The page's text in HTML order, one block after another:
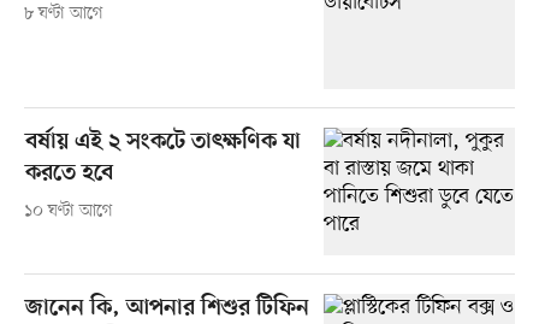
৮ ঘণ্টা আগে
বর্ষায় এই ২ সংকটে তাৎক্ষণিক যা
করতে হবে
১০ ঘণ্টা আগে
জানেন কি, আপনার শিশুর টিফিন